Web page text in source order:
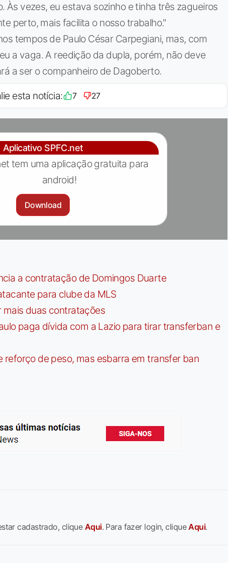
vezes, eu estava sozinho e tinha três zagueiros
perto, mais facilita o nosso trabalho."
tempos de Paulo César Carpegiani, mas, com
a vaga. A reedição da dupla, porém, não deve
a ser o companheiro de Dagoberto.
esta notícia: 7 27
Aplicativo SPFC.net
tem uma aplicação gratuita para
android!
Download
a contratação de Domingos Duarte
para clube da MLS
mais duas contratações
paga dívida com a Lazio para tirar transferban e
reforço de peso, mas esbarra em transfer ban
cadastrado, cliqueAqui. Para fazer login, cliqueAqui.